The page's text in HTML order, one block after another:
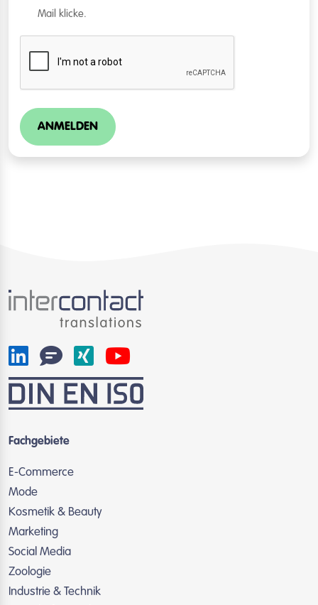
Mail klicke.
ANMELDEN
Fachgebiete
E-Commerce
Mode
Kosmetik & Beauty
Marketing
Social Media
Zoologie
Industrie & Technik